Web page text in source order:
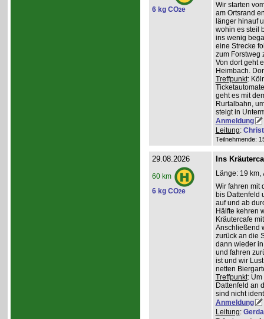
6 kg CO2e
Wir starten
am Ortsrand
länger hinauf
wohin es steil
ins wenig
eine Strecke
zum Forstweg
Von dort geht
Heimbach.
Treffpunkt:
geht es mit
Rurtalbahn,
steigt in
Anmeldung
Leitung:
Teilnehmende:
29.08.2026
60 km
6 kg CO2e
Ins
Länge: 19 km,
Wir fahren mit
bis Dattenfeld
auf und ab
Hälfte kehren
Kräutercafe
Anschließend
zurück an die
dann wieder
und fahren
ist und wir
netten
Treffpunkt: Um
Dattenfeld an
sind nicht
Anmeldung
Leitung: